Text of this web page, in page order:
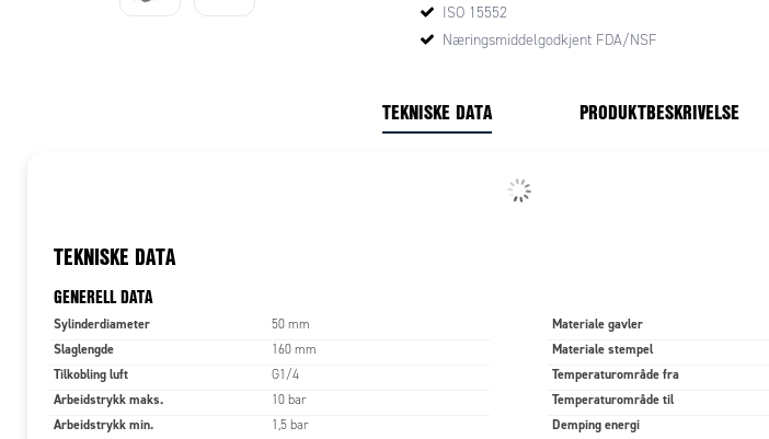
ISO 15552
Næringsmiddelgodkjent FDA/NSF
TEKNISKE DATA PRODUKTBESKRIVELSE
TEKNISKE DATA
GENERELL DATA
Sylinderdiameter 50 mm
Slaglengde 160 mm
Tilkobling luft G1/4
Arbeidstrykk maks. 10 bar
Arbeidstrykk min. 1,5 bar
Materiale gavler
Materiale stempel
Temperaturområde fra
Temperaturområde til
Demping energi